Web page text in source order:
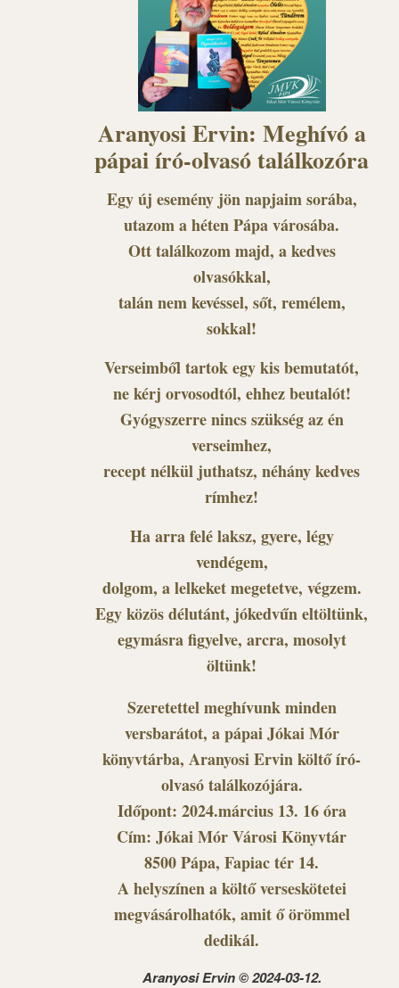
Aranyosi Ervin: Meghívó a
pápai író-olvasó találkozóra
Egy új esemény jön napjaim sorába,
utazom a héten Pápa városába.
Ott találkozom majd, a kedves
olvasókkal,
talán nem kevéssel, sőt, remélem,
sokkal!
Verseimből tartok egy kis bemutatót,
ne kérj orvosodtól, ehhez beutalót!
Gyógyszerre nincs szükség az én
verseimhez,
recept nélkül juthatsz, néhány kedves
rímhez!
Ha arra felé laksz, gyere, légy
vendégem,
dolgom, a lelkeket megetetve, végzem.
Egy közös délutánt, jókedvűn eltöltünk,
egymásra figyelve, arcra, mosolyt
öltünk!
Szeretettel meghívunk minden
versbarátot, a pápai Jókai Mór
könyvtárba, Aranyosi Ervin költő író-
olvasó találkozójára.
Időpont: 2024.március 13. 16 óra
Cím: Jókai Mór Városi Könyvtár
8500 Pápa, Fapiac tér 14.
A helyszínen a költő verseskötetei
megvásárolhatók, amit ő örömmel
dedikál.
Aranyosi Ervin © 2024-03-12.